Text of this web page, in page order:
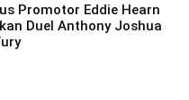
Promotor Eddie Hearn
Duel Anthony Joshua